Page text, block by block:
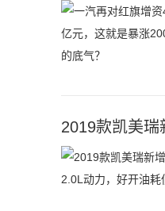
2019款凯美